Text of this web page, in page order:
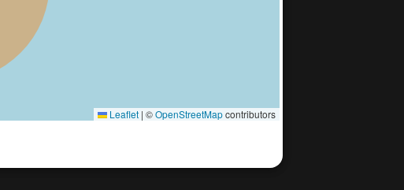
Leaflet | ©OpenStreetMapcontributors